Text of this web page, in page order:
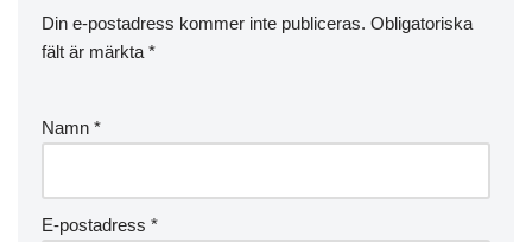
Din e-postadress kommer inte publiceras. Obligatoriska
fält är märkta *
Namn *
E-postadress *